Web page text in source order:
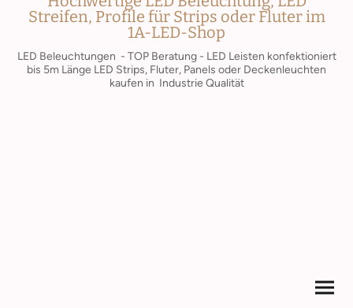
Streifen, Profile für Strips oder Fluter im
1A-LED-Shop
LED Beleuchtungen - TOP Beratung - LED Leisten konfektioniert
bis 5m Länge LED Strips, Fluter, Panels oder Deckenleuchten
kaufen in Industrie Qualität